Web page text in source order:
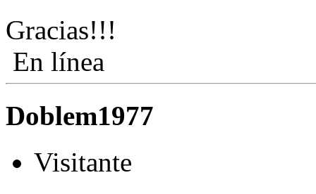
Gracias!!!
En línea
Doblem1977
Visitante